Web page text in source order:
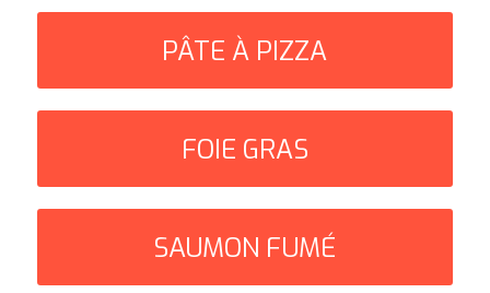
PÂTE À PIZZA
FOIE GRAS
SAUMON FUMÉ